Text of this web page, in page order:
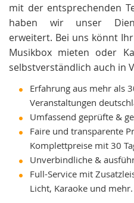
mit der entsprechenden
haben wir unser
erweitert. Bei uns könnt
Musikbox mieten oder
selbstverständlich auch in
Erfahrung aus mehr als
Veranstaltungen
Umfassend geprüfte &
Faire und transparente
Komplettpreise mit 30
Unverbindliche &
Full-Service mit
Licht, Karaoke und mehr.